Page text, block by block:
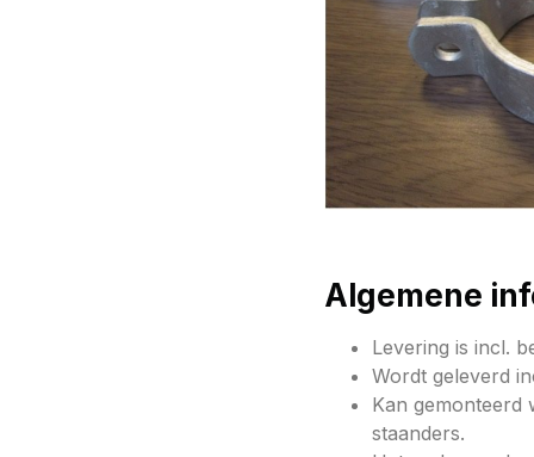
Algemene
Levering is incl.
Wordt geleverd
Kan
staanders.